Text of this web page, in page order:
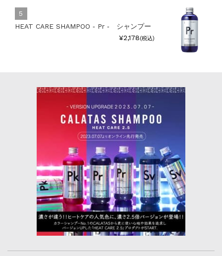
HEAT CARE SHAMPOO ‐ Pr ‐ シャンプー
¥2,178(税込)